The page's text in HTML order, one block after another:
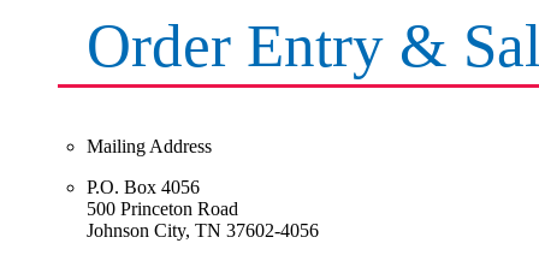
Order Entry &
Mailing Address
P.O. Box 4056
500 Princeton Road
Johnson City, TN 37602-4056